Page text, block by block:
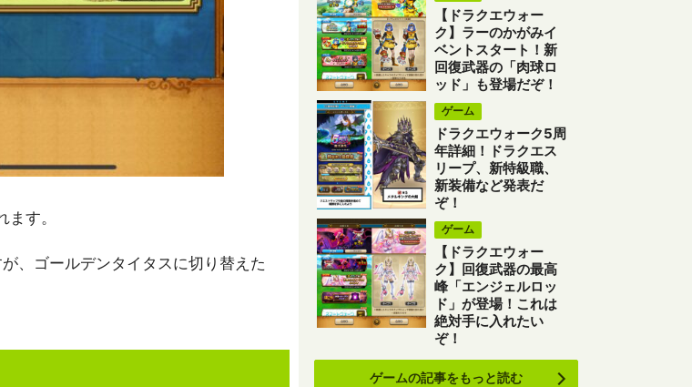
す。
、ゴールデンタイタスに切り替えた
【ドラクエウォー
ク】ラーのかがみイ
ベントスタート！新
回復武器の「肉球ロ
ッド」も登場だぞ！
ゲーム
ドラクエウォーク5周
年詳細！ドラクエス
リープ、新特級職、
新装備など発表だ
ぞ！
ゲーム
【ドラクエウォー
ク】回復武器の最高
峰「エンジェルロッ
ド」が登場！これは
絶対手に入れたい
ぞ！
ゲームの記事をもっと読む